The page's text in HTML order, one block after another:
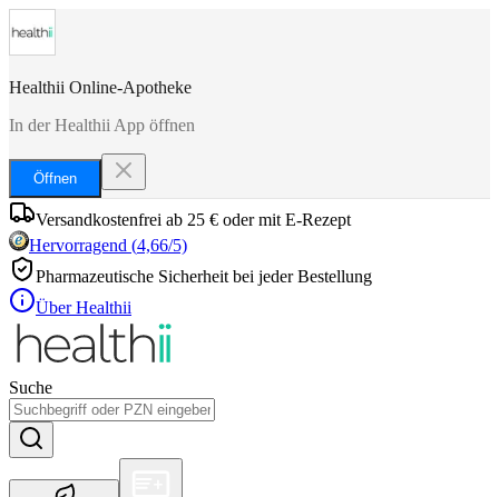
Healthii Online-Apotheke
In der Healthii App öffnen
Öffnen
Versandkostenfrei ab 25 € oder mit E-Rezept
Hervorragend (4,66/5)
Pharmazeutische Sicherheit bei jeder Bestellung
Über Healthii
Suche